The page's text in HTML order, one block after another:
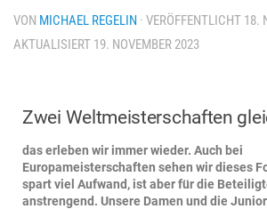
VON MICHAEL REGELIN · VERÖFFENTLICHT 18.
AKTUALISIERT 19. NOVEMBER 2023
Zwei Weltmeisterschaften
das erleben wir immer wieder. Auch bei
Europameisterschaften sehen wir dieses
spart viel Aufwand, ist aber für die
anstrengend. Unsere Damen und die